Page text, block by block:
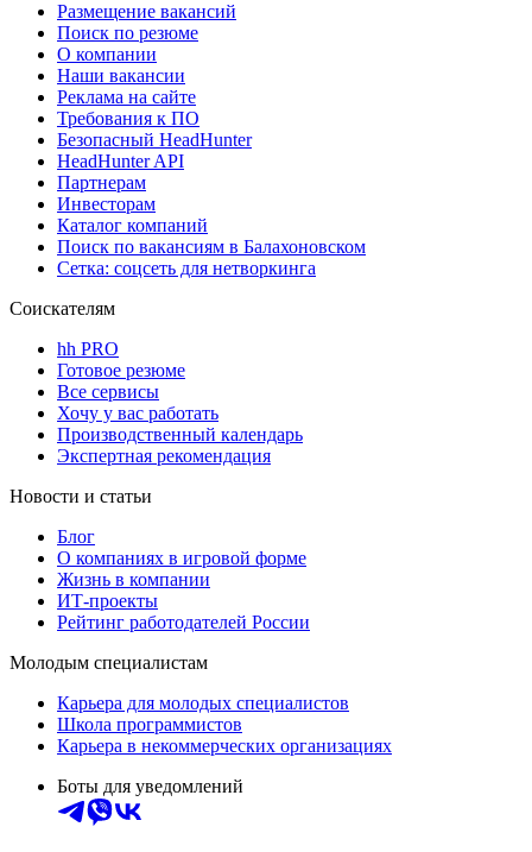
Размещение вакансий
Поиск по резюме
О компании
Наши вакансии
Реклама на сайте
Требования к ПО
Безопасный HeadHunter
HeadHunter API
Партнерам
Инвесторам
Каталог компаний
Поиск по вакансиям в Балахоновском
Сетка: соцсеть для нетворкинга
Соискателям
hh PRO
Готовое резюме
Все сервисы
Хочу у вас работать
Производственный календарь
Экспертная рекомендация
Новости и статьи
Блог
О компаниях в игровой форме
Жизнь в компании
ИТ-проекты
Рейтинг работодателей России
Молодым специалистам
Карьера для молодых специалистов
Школа программистов
Карьера в некоммерческих организациях
Боты для уведомлений